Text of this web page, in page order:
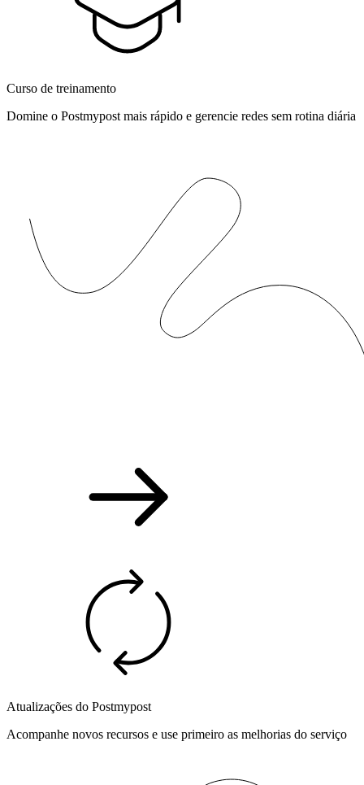
Curso de treinamento
Domine o Postmypost mais rápido e gerencie redes sem rotina diária
Atualizações do Postmypost
Acompanhe novos recursos e use primeiro as melhorias do serviço